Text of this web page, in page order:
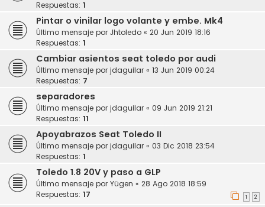
Respuestas: 1
Pintar o vinilar logo volante y embe. Mk4
Último mensaje por Jhtoledo « 20 Jun 2019 18:16
Respuestas: 1
Cambiar asientos seat toledo por audi
Último mensaje por jdaguilar « 13 Jun 2019 00:24
Respuestas: 7
separadores
Último mensaje por jdaguilar « 09 Jun 2019 21:21
Respuestas: 11
Apoyabrazos Seat Toledo II
Último mensaje por jdaguilar « 03 Dic 2018 23:54
Respuestas: 1
Toledo 1.8 20V y paso a GLP
Último mensaje por Yügen « 28 Ago 2018 18:59
Respuestas: 17 1 2